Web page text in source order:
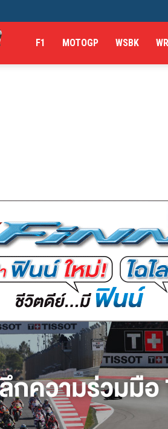
Motorsportlives
F1 MOTOGP WSBK